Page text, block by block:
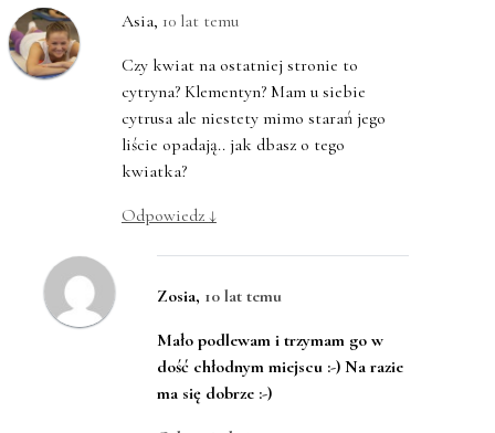
Asia, 10 lat temu
Czy kwiat na ostatniej stronie to
cytryna? Klementyn? Mam u siebie
cytrusa ale niestety mimo starań jego
liście opadają.. jak dbasz o tego
kwiatka?
Odpowiedz ↓
Zosia, 10 lat temu
Mało podlewam i trzymam go w
dość chłodnym miejscu :-) Na razie
ma się dobrze :-)